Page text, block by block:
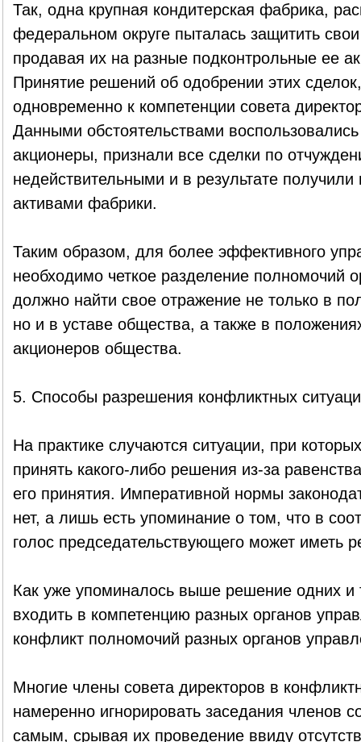
Так, одна крупная кондитерская фабрика,
федеральном округе пыталась защитить
продавая их на разные подконтрольные ее
Принятие решений об одобрении этих
одновременно к компетенции совета
Данными обстоятельствами
акционеры, признали все сделки по
недействительными и в результате
активами фабрики.
Таким образом, для более эффективного
необходимо четкое разделение полномочий
должно найти свое отражение не только в
но и в уставе общества, а также в
акционеров общества.
5. Способы разрешения конфликтных
На практике случаются ситуации, при
принять какого-либо решения из-за
его принятия. Императивной нормы
нет, а лишь есть упоминание о том, что в
голос председательствующего может иметь
Как уже упоминалось выше решение одних и
входить в компетенцию разных органов
конфликт полномочий разных органов
Многие члены совета директоров в
намеренно игнорировать заседания членов
самым, срывая их проведение ввиду